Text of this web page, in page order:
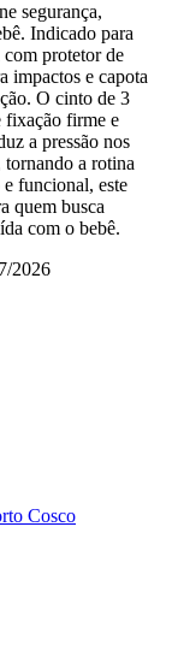
segurança,
Indicado para
com protetor de
impactos e capota
O cinto de 3
fixação firme e
a pressão nos
a rotina
funcional, este
quem busca
com o bebê.
2026
Cosco